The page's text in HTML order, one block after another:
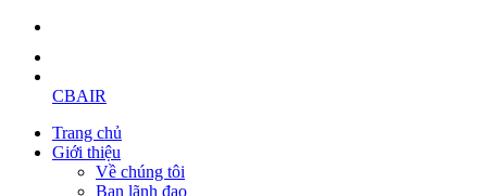
CBAIR
Trang chủ
Giới thiệu
Về chúng tôi
Ban lãnh đạo